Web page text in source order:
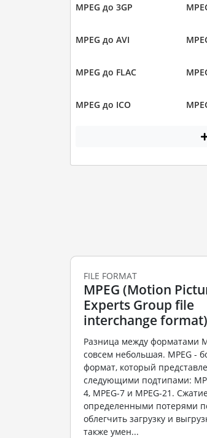
MPEG до 3GP
MPEG до AVI
MPEG до FLAC
MPEG до ICO
FILE FORMAT
MPEG (Motion
Experts Group file
interchange format)
Разница между форматами
совсем небольшая. MPEG -
формат, который
следующими подтипами:
4, MPEG-7 и MPEG-21.
определенными потерями
облегчить загрузку и
также умен...